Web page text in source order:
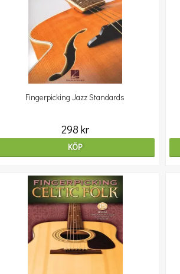
Fingerpicking Jazz Standards
298 kr
KÖP